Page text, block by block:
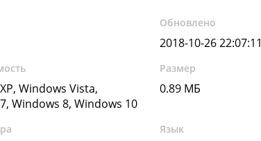
Обновлено
2018-10-26 22:07:11
Windows Vista,
Windows 8, Windows 10
Размер
0.89 МБ
Язык